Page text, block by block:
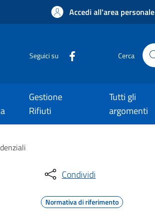
Accedi all'area personale
Seguici su Cerca
Gestione
Rifiuti
Tutti gli
argomenti
Condividi
Normativa di riferimento